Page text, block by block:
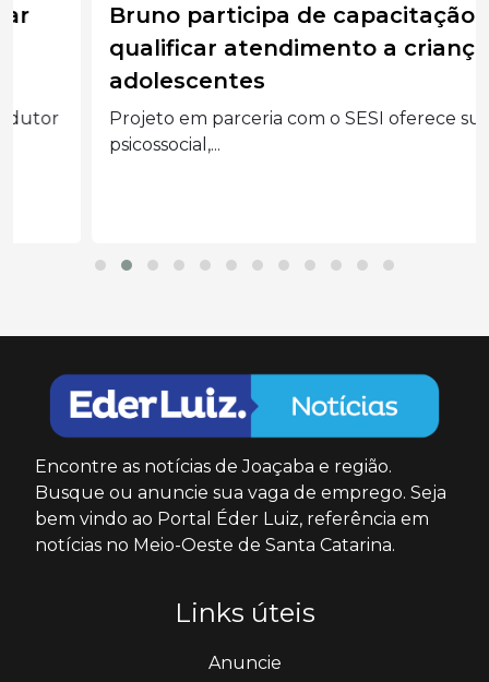
Bruno participa de capacitação para
qualificar atendimento a crianças e
adolescentes
Projeto em parceria com o SESI oferece suporte
psicossocial,...
Encontre as notícias de Joaçaba e região.
Busque ou anuncie sua vaga de emprego. Seja
bem vindo ao Portal Éder Luiz, referência em
notícias no Meio-Oeste de Santa Catarina.
Links úteis
Anuncie